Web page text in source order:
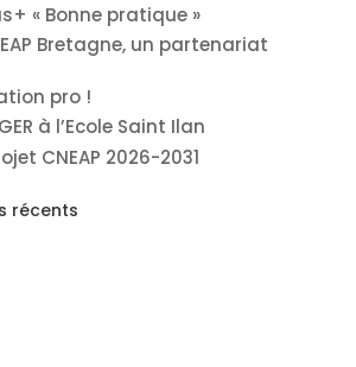
« Bonne pratique »
Bretagne, un partenariat
pro !
à l’Ecole Saint Ilan
CNEAP 2026-2031
récents